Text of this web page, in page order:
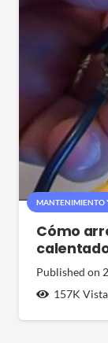
MANTENIMIENTO
Cómo
Published on
157K